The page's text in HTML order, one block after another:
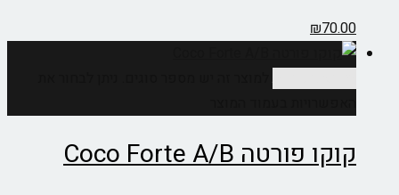
₪70.00
קוקו פורטה Coco Forte A/B